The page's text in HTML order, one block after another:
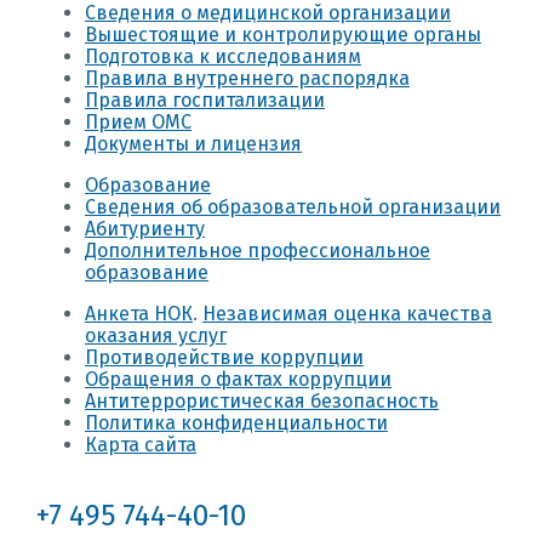
Сведения о медицинской организации
Вышестоящие и контролирующие органы
Подготовка к исследованиям
Правила внутреннего распорядка
Правила госпитализации
Прием ОМС
Документы и лицензия
Образование
Сведения об образовательной организации
Абитуриенту
Дополнительное профессиональное
образование
Анкета НОК. Независимая оценка качества
оказания услуг
Противодействие коррупции
Обращения о фактах коррупции
Антитеррористическая безопасность
Политика конфиденциальности
Карта сайта
+7 495 744-40-10